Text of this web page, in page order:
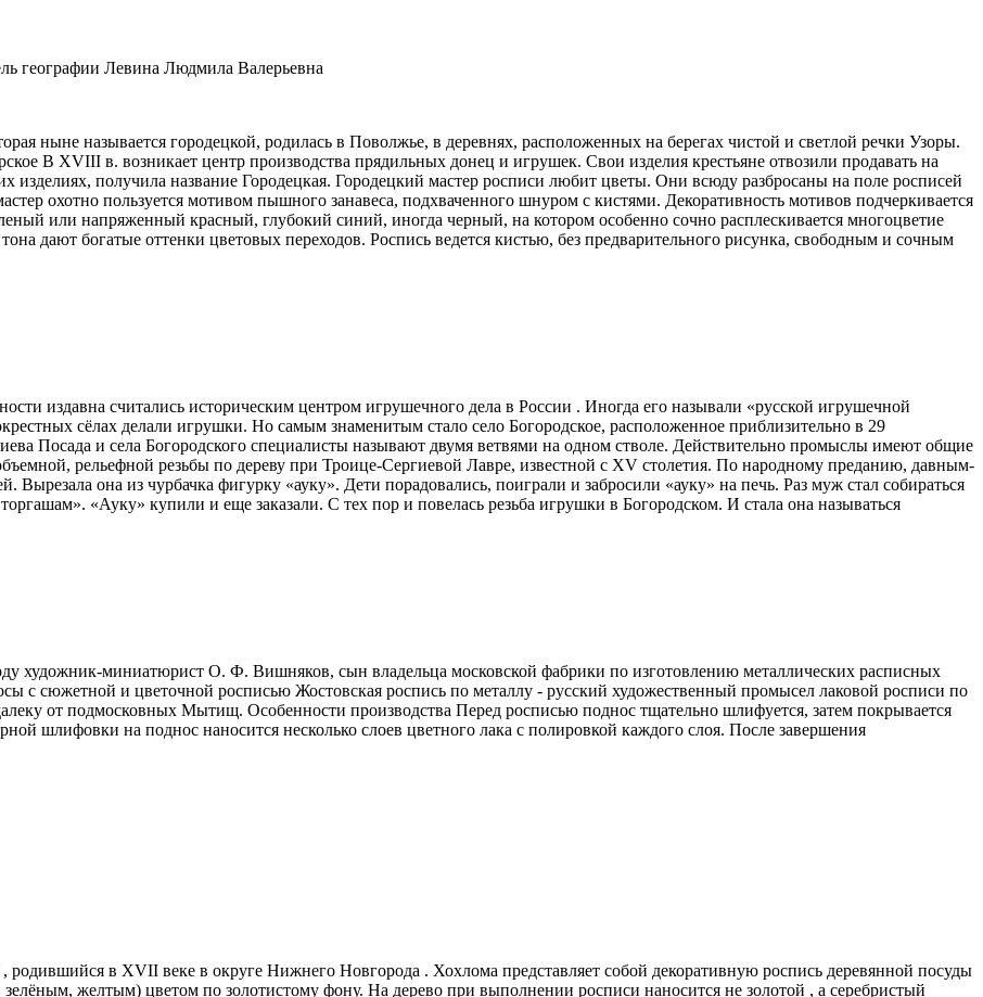
географии Левина Людмила Валерьевна
ныне называется городецкой, родилась в Поволжье, в деревнях, расположенных на берегах чистой и светлой речки Узоры.
В XVIII в. возникает центр производства прядильных донец и игрушек. Свои изделия крестьяне отвозили продавать на
изделиях, получила название Городецкая. Городецкий мастер росписи любит цветы. Они всюду разбросаны на поле росписей
охотно пользуется мотивом пышного занавеса, подхваченного шнуром с кистями. Декоративность мотивов подчеркивается
или напряженный красный, глубокий синий, иногда черный, на котором особенно сочно расплескивается многоцветие
дают богатые оттенки цветовых переходов. Роспись ведется кистью, без предварительного рисунка, свободным и сочным
издавна считались историческим центром игрушечного дела в России . Иногда его называли «русской игрушечной
сёлах делали игрушки. Но самым знаменитым стало село Богородское, расположенное приблизительно в 29
Посада и села Богородского специалисты называют двумя ветвями на одном стволе. Действительно промыслы имеют общие
рельефной резьбы по дереву при Троице-Сергиевой Лавре, известной с XV столетия. По народному преданию, давным-
Вырезала она из чурбачка фигурку «ауку». Дети порадовались, поиграли и забросили «ауку» на печь. Раз муж стал собираться
«Ауку» купили и еще заказали. С тех пор и повелась резьба игрушки в Богородском. И стала она называться
художник-миниатюрист О. Ф. Вишняков, сын владельца московской фабрики по изготовлению металлических расписных
с сюжетной и цветочной росписью Жостовская роспись по металлу - русский художественный промысел лаковой росписи по
от подмосковных Мытищ. Особенности производства Перед росписью поднос тщательно шлифуется, затем покрывается
шлифовки на поднос наносится несколько слоев цветного лака с полировкой каждого слоя. После завершения
в XVII веке в округе Нижнего Новгорода . Хохлома представляет собой декоративную роспись деревянной посуды
желтым) цветом по золотистому фону. На дерево при выполнении росписи наносится не золотой , а серебристый